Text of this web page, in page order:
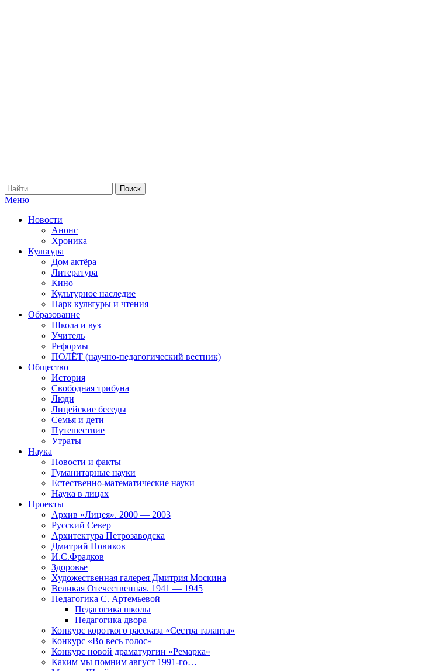
Меню
Новости
Анонс
Хроника
Культура
Дом актёра
Литература
Кино
Культурное наследие
Парк культуры и чтения
Образование
Школа и вуз
Учитель
Реформы
ПОЛЁТ (научно-педагогический вестник)
Общество
История
Свободная трибуна
Люди
Лицейские беседы
Семья и дети
Путешествие
Утраты
Наука
Новости и факты
Гуманитарные науки
Естественно-математические науки
Наука в лицах
Проекты
Архив «Лицея». 2000 — 2003
Русский Север
Архитектура Петрозаводска
Дмитрий Новиков
И.С.Фрадков
Здоровье
Художественная галерея Дмитрия Москина
Великая Отечественная. 1941 — 1945
Педагогика С. Артемьевой
Педагогика школы
Педагогика двора
Конкурс короткого рассказа «Сестра таланта»
Конкурс «Во весь голос»
Конкурс новой драматургии «Ремарка»
Каким мы помним август 1991-го…